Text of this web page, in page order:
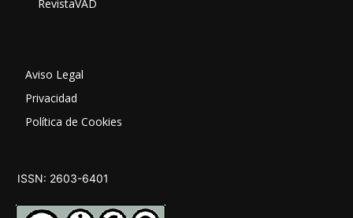
RevistaVAD
Aviso Legal
Privacidad
Política de Cookies
ISSN: 2603-6401